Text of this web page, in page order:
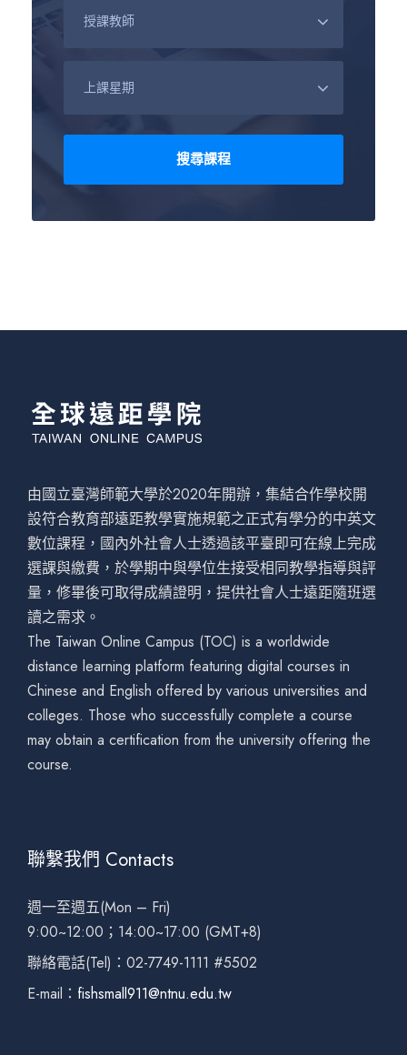
由國立臺灣師範大學於2020年開辦，集結合作學校開
設符合教育部遠距教學實施規範之正式有學分的中英文
數位課程，國內外社會人士透過該平臺即可在線上完成
選課與繳費，於學期中與學位生接受相同教學指導與評
量，修畢後可取得成績證明，提供社會人士遠距隨班選
讀之需求。
The Taiwan Online Campus (TOC) is a worldwide
distance learning platform featuring digital courses in
Chinese and English offered by various universities and
colleges. Those who successfully complete a course
may obtain a certification from the university offering the
course.
聯繫我們 Contacts
週一至週五(Mon – Fri)
9:00~12:00；14:00~17:00 (GMT+8)
聯絡電話(Tel)：02-7749-1111 #5502
E-mail： fishsmall911@ntnu.edu.tw